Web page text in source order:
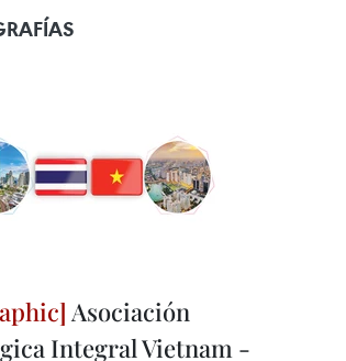
Asociación
Integral Vietnam -